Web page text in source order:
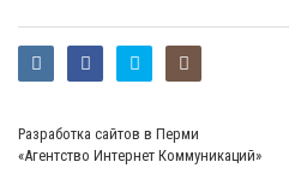
Разработка сайтов в Перми
«Агентство Интернет Коммуникаций»